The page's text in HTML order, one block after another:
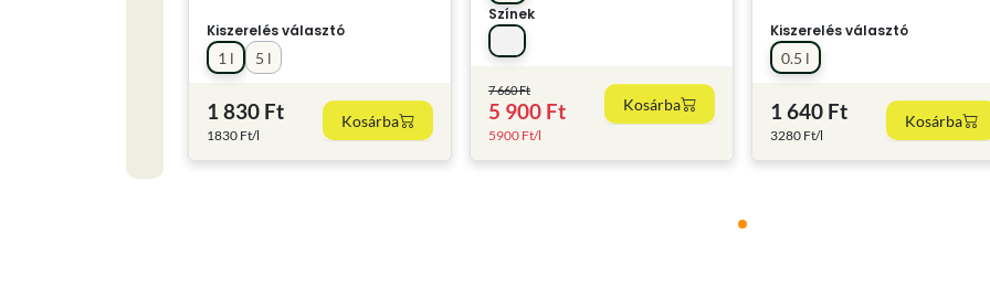
Kiszerelés választó
1 l
5 l
1 830 Ft
1830 Ft/l
Kosárba
Színek
7 660 Ft
5 900 Ft
5900 Ft/l
Kosárba
Kiszerelés választó
0.5 l
1 640 Ft
3280 Ft/l
Kosárba